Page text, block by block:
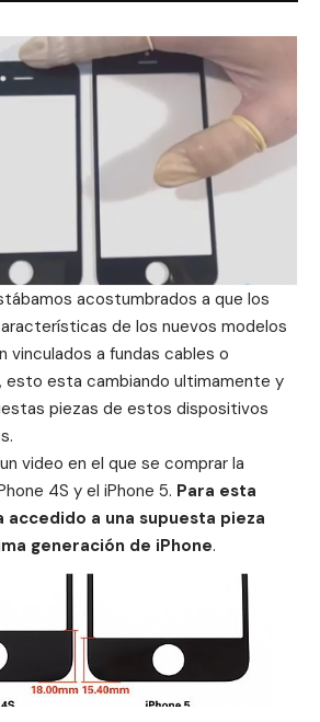
acostumbrados a que los
de los nuevos modelos
vinculados a fundas cables o
esto esta cambiando ultimamente y
piezas de estos dispositivos
video en el que se comprar la
4S y el iPhone 5. Para esta
accedido a una supuesta pieza
generación de iPhone.